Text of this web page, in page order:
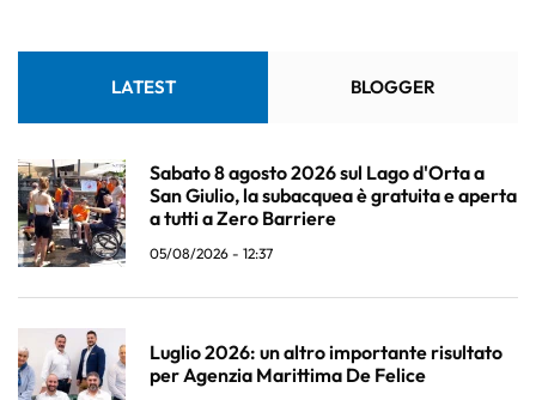
LATEST BLOGGER
Sabato 8 agosto 2026 sul Lago d'Orta a
San Giulio, la subacquea è gratuita e aperta
a tutti a Zero Barriere
05/08/2026 - 12:37
Luglio 2026: un altro importante risultato
per Agenzia Marittima De Felice